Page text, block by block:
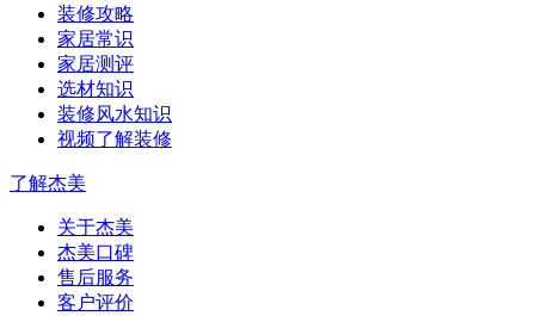
装修攻略
家居常识
家居测评
选材知识
装修风水知识
视频了解装修
了解杰美
关于杰美
杰美口碑
售后服务
客户评价